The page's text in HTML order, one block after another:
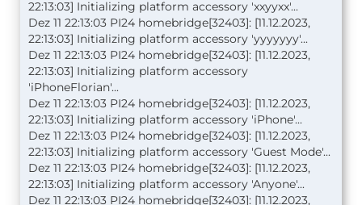
22:13:03] Initializing platform accessory 'xxyyxx'...
Dez 11 22:13:03 PI24 homebridge[32403]: [11.12.2023,
22:13:03] Initializing platform accessory 'yyyyyyy'...
Dez 11 22:13:03 PI24 homebridge[32403]: [11.12.2023,
22:13:03] Initializing platform accessory
'iPhoneFlorian'...
Dez 11 22:13:03 PI24 homebridge[32403]: [11.12.2023,
22:13:03] Initializing platform accessory 'iPhone'...
Dez 11 22:13:03 PI24 homebridge[32403]: [11.12.2023,
22:13:03] Initializing platform accessory 'Guest Mode'...
Dez 11 22:13:03 PI24 homebridge[32403]: [11.12.2023,
22:13:03] Initializing platform accessory 'Anyone'...
Dez 11 22:13:03 PI24 homebridge[32403]: [11.12.2023,